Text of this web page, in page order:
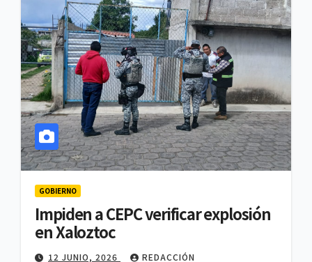
GOBIERNO
Impiden a CEPC verificar explosión
en Xaloztoc
12 JUNIO, 2026 REDACCIÓN